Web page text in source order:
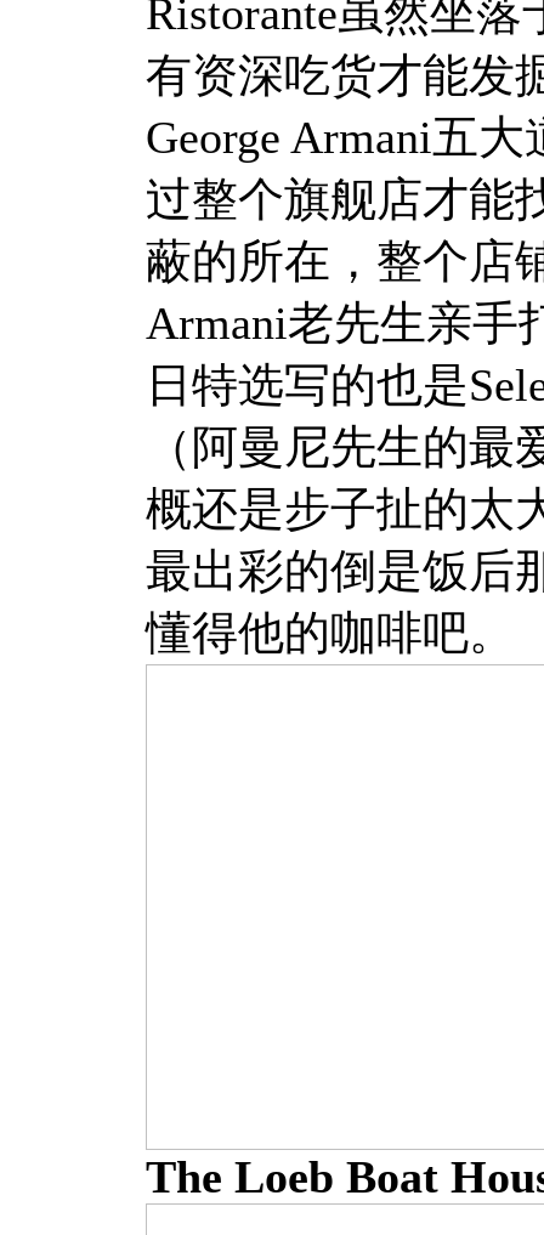
Ristorante虽然坐
有资深吃货才能发
George Armani五
过整个旗舰店才能
蔽的所在，整个店
Armani老先生亲手
日特选写的也是
（阿曼尼先生的
概还是步子扯的太
最出彩的倒是饭后
懂得他的咖啡吧。
The Loeb Boat